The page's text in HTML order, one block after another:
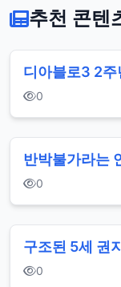
추천 콘텐
디아블로3 2
0
반박불가라는
0
구조된 5세 권
0